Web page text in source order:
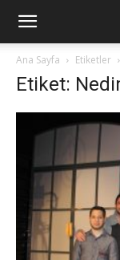
Ana Sayfa Etiketler
Etiket: